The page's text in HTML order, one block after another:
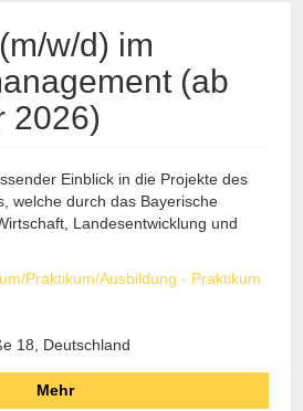
w/d) im
(ab
2026)
Einblick in die Projekte des
welche durch das Bayerische
Landesentwicklung und
Praktikum/Ausbildung - Praktikum
18, Deutschland
Mehr